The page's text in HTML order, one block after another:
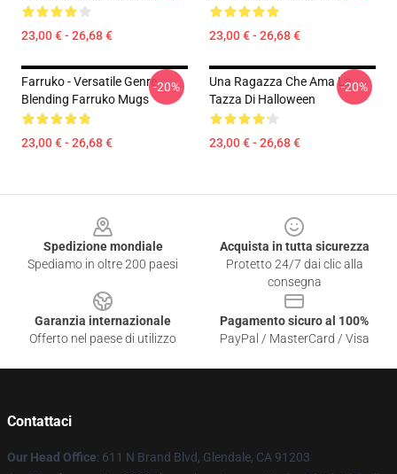
23,00 € - 26,68 € 23,00 € - 26,68 €
Farruko - Versatile Genre
Blending Farruko Mugs
23,00 € - 26,68 €
-20%
Una Ragazza Che Ama La
Tazza Di Halloween
23,00 € - 26,68 €
-20%
Spedizione mondiale
Spediamo in oltre 200 paesi
Acquista in tutta sicurezza
Protetto 24/7 dai clic alla
consegna
Garanzia internazionale
Offerto nel paese di utilizzo
Pagamento sicuro al 100%
PayPal / MasterCard / Visa
Contattaci
Our Head Office: 611 N Brand Blvd, Glendale, CA 91203